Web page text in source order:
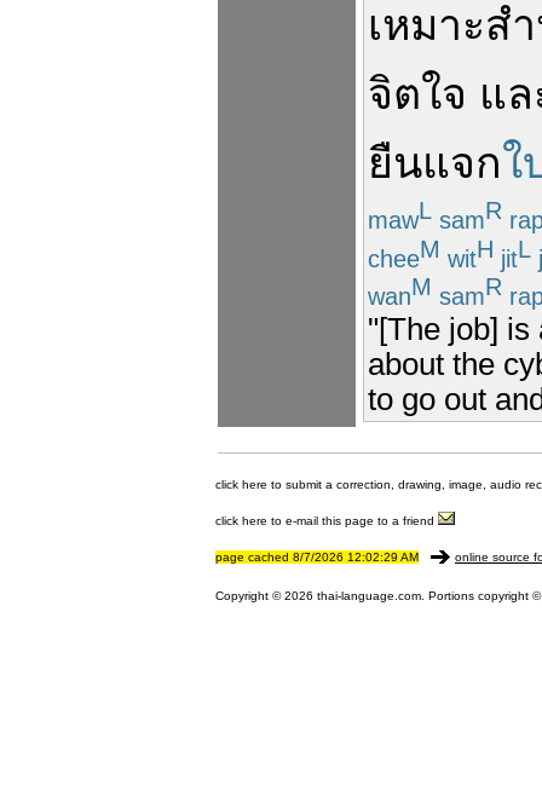
เหมาะส
จิตใจ แล
ยืนแจกใ
mawL samR
cheeM witH jitL
wanM samR
"[The job] is
about the
to go out
click here to submit a correction, drawing, image, audio
click here to e-mail this page to a friend
page cached 8/7/2026 12:02:29 AM online source
Copyright © 2026 thai-language.com. Portions copyright